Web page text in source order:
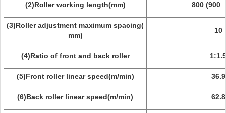
(2)Roller working length(mm) 800 (900
(3)Roller adjustment maximum spacing(
mm)
10
(4)Ratio of front and back roller 1:1.5
(5)Front roller linear speed(m/min) 36.9
(6)Back roller linear speed(m/min) 62.8